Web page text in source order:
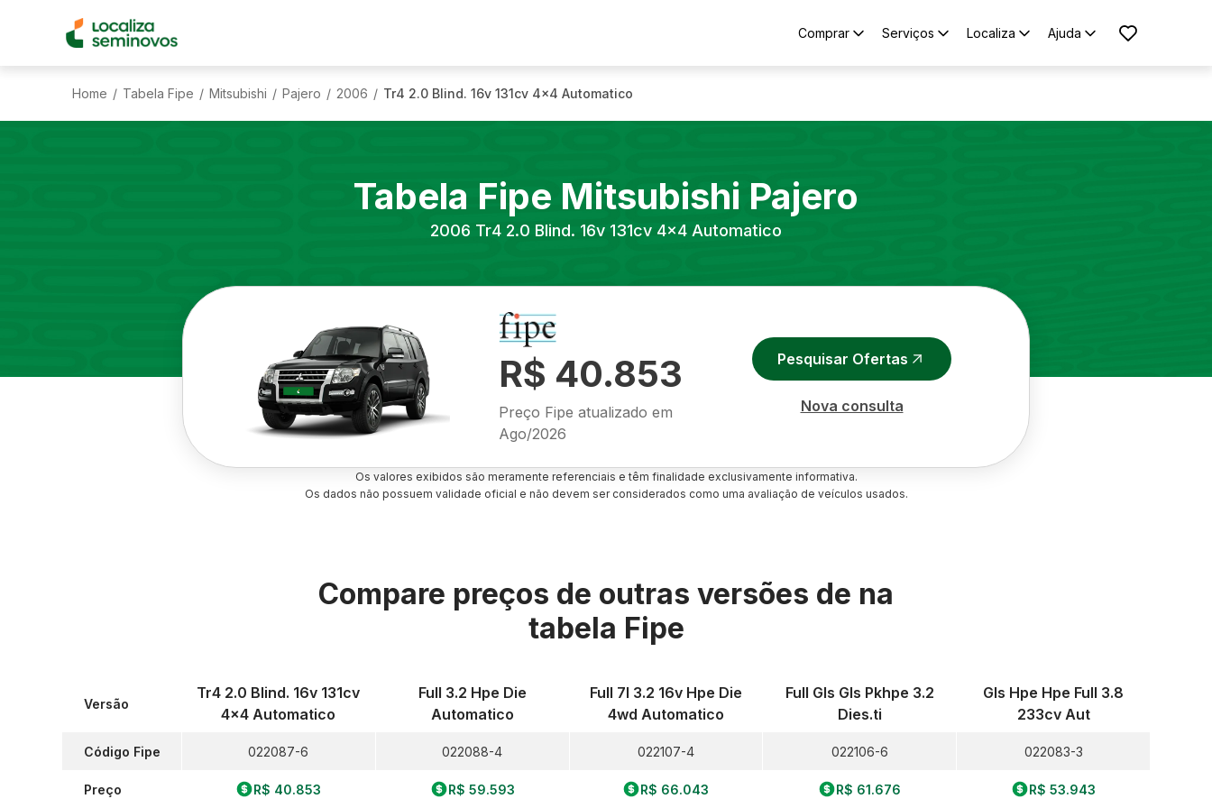
Comprar Serviços Localiza Ajuda
Home / Tabela Fipe / Mitsubishi / Pajero / 2006 / Tr4 2.0 Blind. 16v 131cv 4x4 Automatico
Tabela Fipe Mitsubishi Pajero
2006 Tr4 2.0 Blind. 16v 131cv 4x4 Automatico
R$ 40.853
Preço Fipe atualizado em
Ago/2026
Pesquisar Ofertas
Nova consulta
Os valores exibidos são meramente referenciais e têm finalidade exclusivamente informativa.
Os dados não possuem validade oficial e não devem ser considerados como uma avaliação de veículos usados.
Compare preços de outras versões de na
tabela Fipe
Versão
Código Fipe
Preço
Tr4 2.0 Blind. 16v 131cv
4x4 Automatico
022087-6
R$ 40.853
Full 3.2 Hpe Die
Automatico
022088-4
R$ 59.593
Full 7l 3.2 16v Hpe Die
4wd Automatico
022107-4
R$ 66.043
Full Gls Gls Pkhpe 3.2
Dies.ti
022106-6
R$ 61.676
Gls Hpe Hpe Full 3.8
233cv Aut
022083-3
R$ 53.943